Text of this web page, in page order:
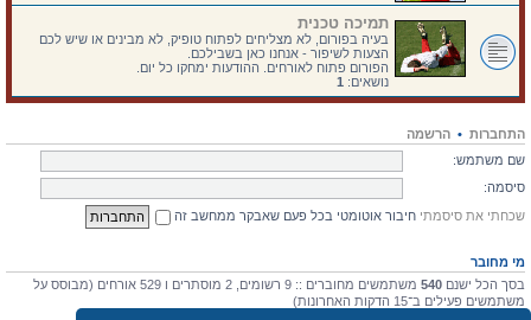
תמיכה טכנית
בעיה בפורום, לא מצליחים לפתוח טופיק, לא מבינים או שיש לכם
הצעות לשיפור - אנחנו כאן בשבילכם.
הפורום פתוח לאורחים. ההודעות ימחקו כל יום.
נושאים: 1
התחברות • הרשמה
שם משתמש:
סיסמה:
שכחתי את סיסמתי חיבור אוטומטי בכל פעם שאבקר ממחשב זה
מי מחובר
בסך הכל ישנם 540
משתמשים מחוברים :: 9 רשומים, 2 מוסתרים ו 529 אורחים (מבוסס על
משתמשים פעילים ב־15 הדקות האחרונות)